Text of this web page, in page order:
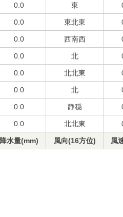
0.0 東
0.0 東北東
0.0 西南西
0.0 北
0.0 北北東
0.0 北
0.0 静穏
0.0 北北東
降水量(mm) 風向(16方位) 風